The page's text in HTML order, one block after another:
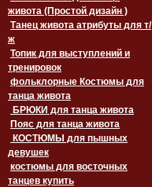
живота (Простой дизайн )
Танец живота атрибуты для т/
ж
Топик для выступлений и
тренировок
фольклорные Костюмы для
танца живота
БРЮКИ для танца живота
Пояс для танца живота
девушек
костюмы для восточных
танцев купить